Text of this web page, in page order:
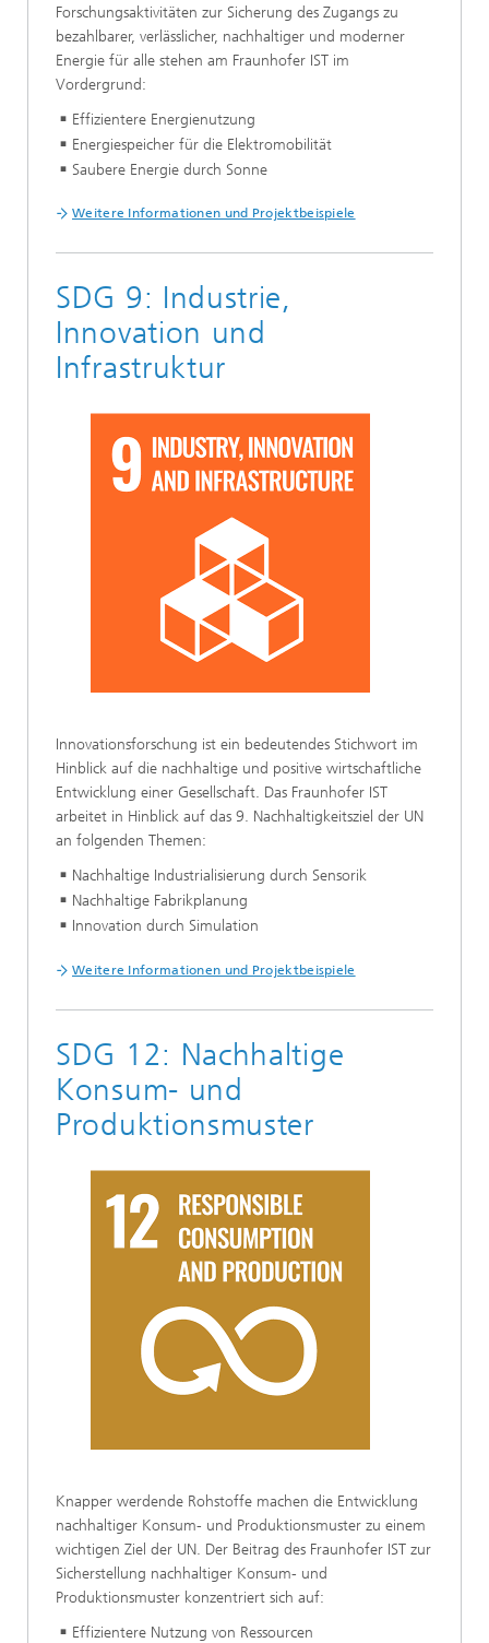
Forschungsaktivitäten zur Sicherung des Zugangs zu
bezahlbarer, verlässlicher, nachhaltiger und moderner
Energie für alle stehen am Fraunhofer IST im
Vordergrund:
Effizientere Energienutzung
Energiespeicher für die Elektromobilität
Saubere Energie durch Sonne
Weitere Informationen und Projektbeispiele
SDG 9: Industrie,
Innovation und
Infrastruktur
Innovationsforschung ist ein bedeutendes Stichwort im
Hinblick auf die nachhaltige und positive wirtschaftliche
Entwicklung einer Gesellschaft. Das Fraunhofer IST
arbeitet in Hinblick auf das 9. Nachhaltigkeitsziel der UN
an folgenden Themen:
Nachhaltige Industrialisierung durch Sensorik
Nachhaltige Fabrikplanung
Innovation durch Simulation
Weitere Informationen und Projektbeispiele
SDG 12: Nachhaltige
Konsum- und
Produktionsmuster
Knapper werdende Rohstoffe machen die Entwicklung
nachhaltiger Konsum- und Produktionsmuster zu einem
wichtigen Ziel der UN. Der Beitrag des Fraunhofer IST zur
Sicherstellung nachhaltiger Konsum- und
Produktionsmuster konzentriert sich auf:
Effizientere Nutzung von Ressourcen